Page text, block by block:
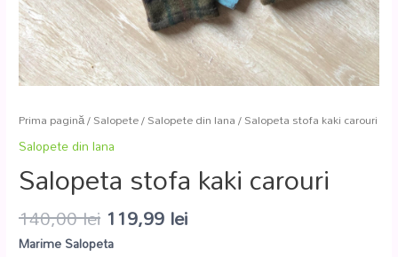
Prima pagină/Salopete/Salopete din lana/ Salopeta stofa kaki carouri
Salopete din lana
Salopeta stofa kaki carouri
140,00lei 119,99 lei
Marime Salopeta